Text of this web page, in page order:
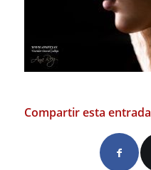
Compartir esta entrada